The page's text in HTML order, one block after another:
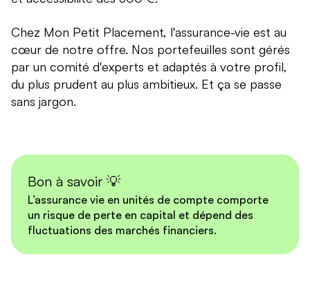
Chez Mon Petit Placement, l'assurance-vie est au
cœur de notre offre. Nos portefeuilles sont gérés
par un comité d'experts et adaptés à votre profil,
du plus prudent au plus ambitieux. Et ça se passe
sans jargon.
Bon à savoir 💡
L’assurance vie en unités de compte comporte
un risque de perte en capital et dépend des
fluctuations des marchés financiers.